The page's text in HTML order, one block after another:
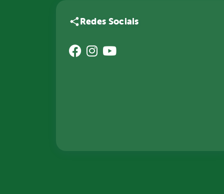
Redes Sociais